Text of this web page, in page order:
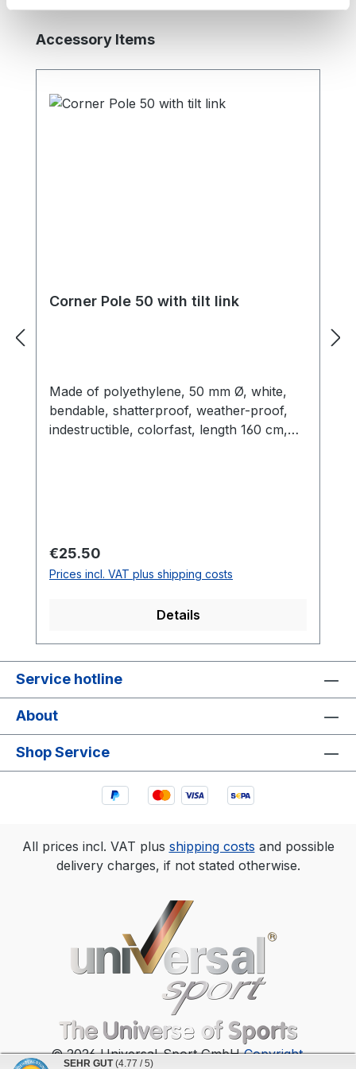
Skip product gallery
Accessory Items
Corner Pole 50 with tilt link
Made of polyethylene, 50 mm Ø, white,
bendable, shatterproof, weather-proof,
indestructible, colorfast, length 160 cm,
Regular price:
€25.50
Prices incl. VAT plus shipping costs
Details
Service hotline
About
Shop Service
All prices incl. VAT plus shipping costs and possible
delivery charges, if not stated otherwise.
© 2026 Universal-Sport GmbHCopyright.
SEHR GUT (4.77 / 5)